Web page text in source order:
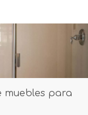
muebles para